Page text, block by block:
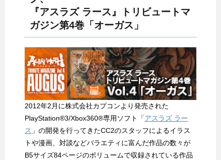
『アスラズ ラース』トリビュートマ
ガジン第4巻「オーガス」
2012年2月に株式会社カプコンより発売された
PlayStation®3/Xbox360®専用ソフト「アスラズ ラー
ス 」の開発を行ってきたCC2のスタッフによるイラス
トや漫画、対談などバラエティに富んだ作品の数々が
B5サイズ84ページのボリュームで収録されている作品